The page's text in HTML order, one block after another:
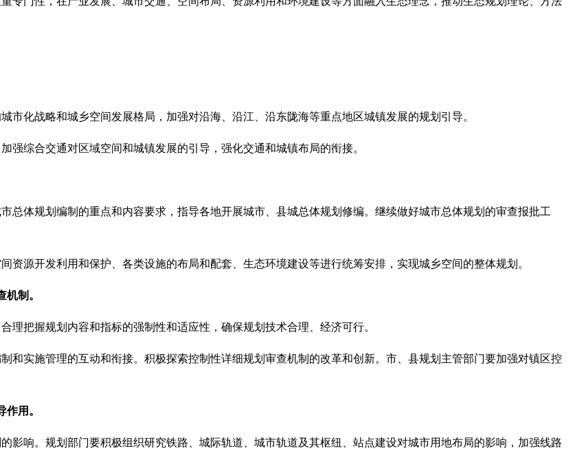
市化战略和城乡空间发展格局，加强对沿海、沿江、沿东陇海等重点地区城镇发展的规划引导。
综合交通对区域空间和城镇发展的引导，强化交通和城镇布局的衔接。
总体规划编制的重点和内容要求，指导各地开展城市、县城总体规划修编。继续做好城市总体规划的审查报批工
资源开发利用和保护、各类设施的布局和配套、生态环境建设等进行统筹安排，实现城乡空间的整体规划。
制。
把握规划内容和指标的强制性和适应性，确保规划技术合理、经济可行。
和实施管理的互动和衔接。积极探索控制性详细规划审查机制的改革和创新。市、县规划主管部门要加强对镇区控
用。
影响。规划部门要积极组织研究铁路、城际轨道、城市轨道及其枢纽、站点建设对城市用地布局的影响，加强线路